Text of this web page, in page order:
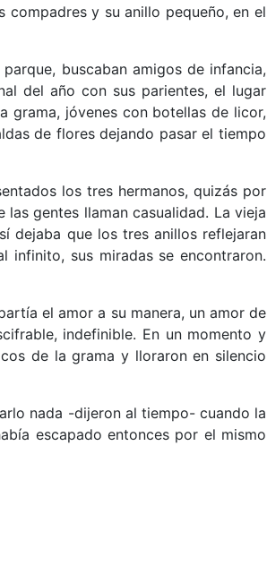
compadres y su anillo pequeño, en el
buscaban amigos de infancia,
del año con sus parientes, el lugar
grama, jóvenes con botellas de licor,
de flores dejando pasar el tiempo
los tres hermanos, quizás por
gentes llaman casualidad. La vieja
dejaba que los tres anillos reflejaran
infinito, sus miradas se encontraron.
el amor a su manera, un amor de
indefinible. En un momento y
de la grama y lloraron en silencio
nada -dijeron al tiempo- cuando la
escapado entonces por el mismo